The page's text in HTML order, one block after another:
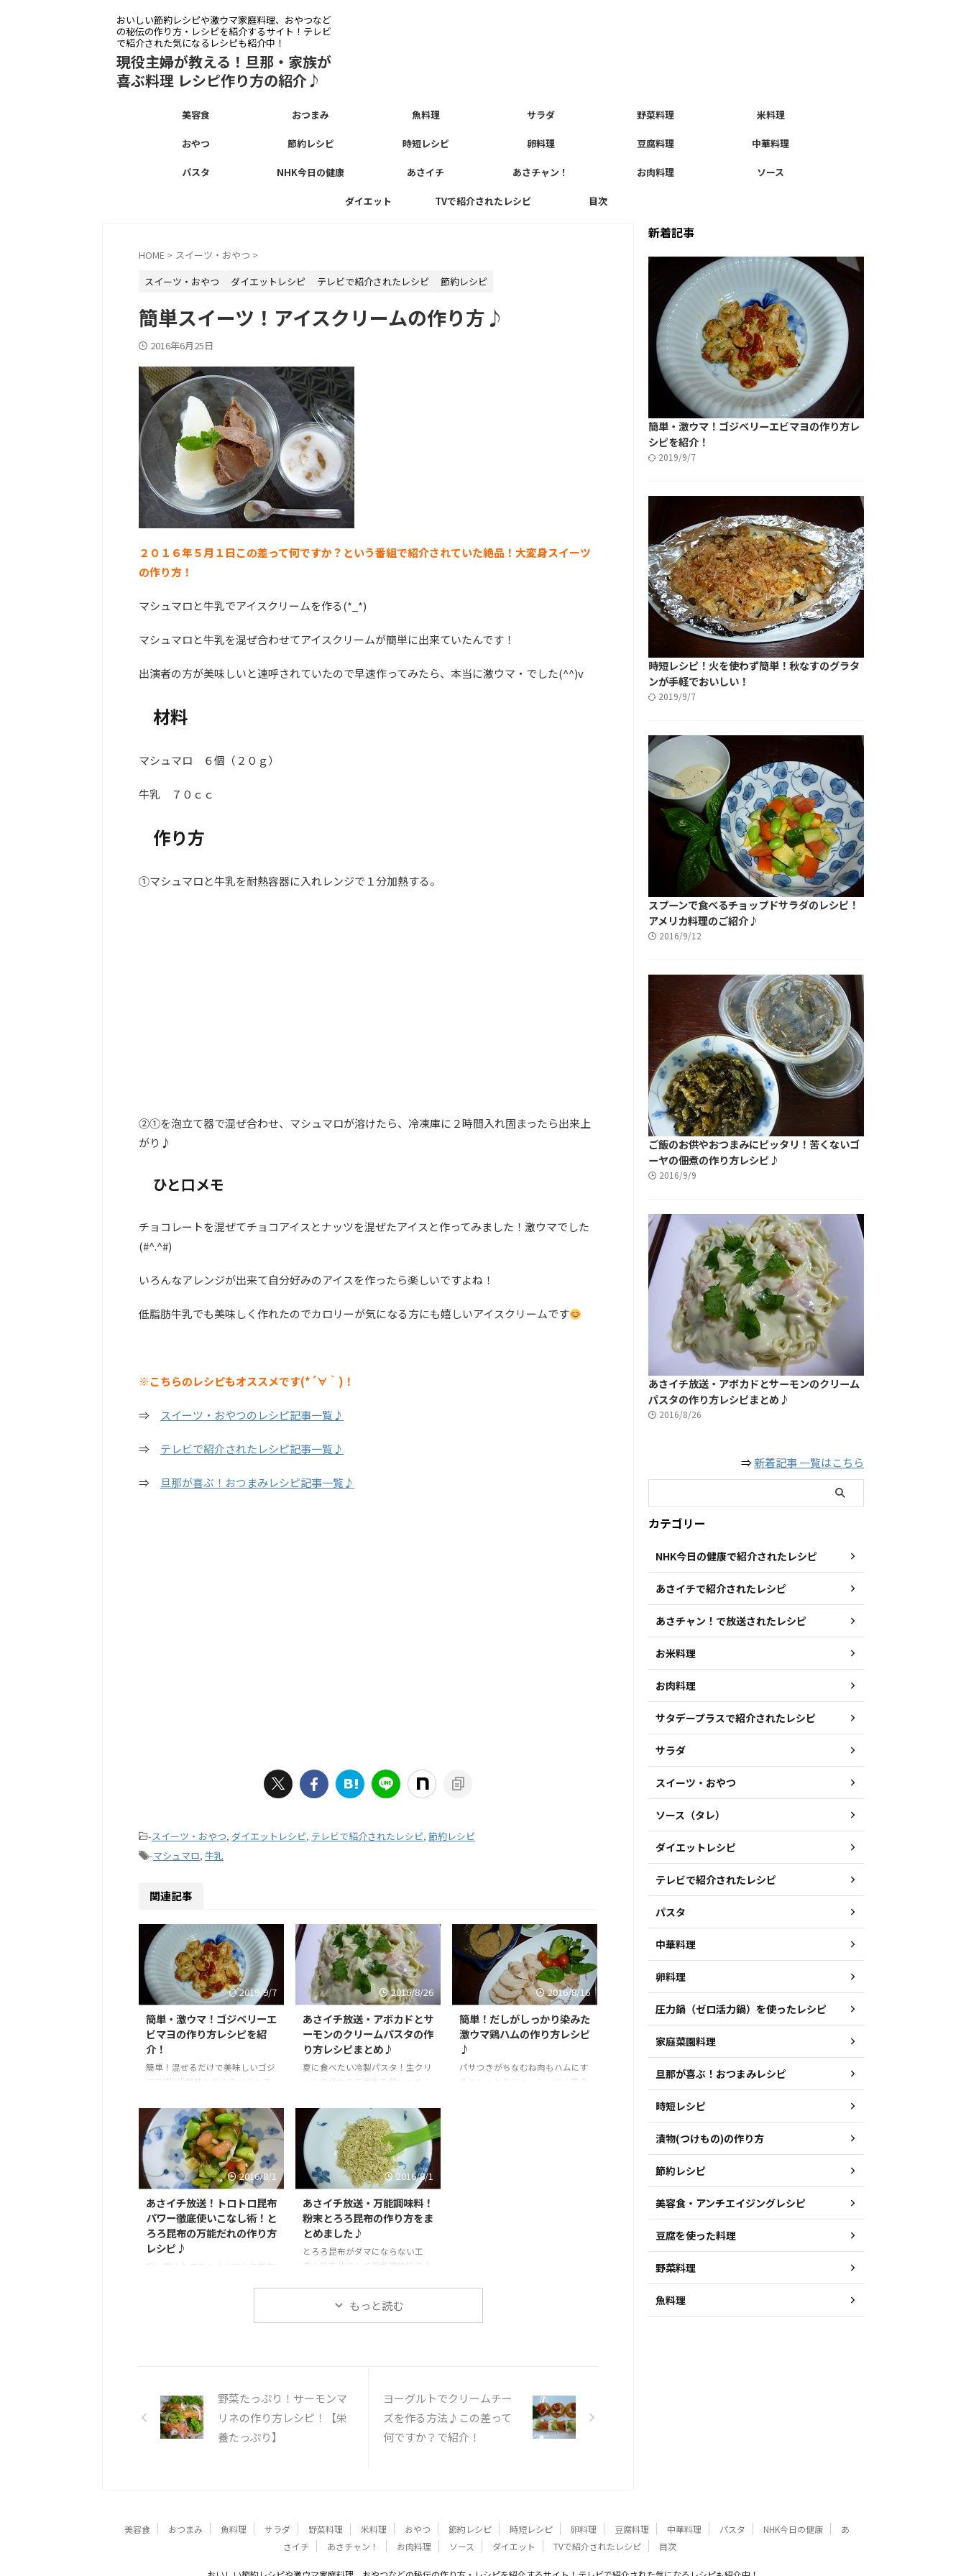
おいしい節約レシピや激ウマ家庭料理、おやつなど
の秘伝の作り方・レシピを紹介するサイト！テレビ
で紹介された気になるレシピも紹介中！
現役主婦が教える！旦那・家族が
喜ぶ料理 レシピ作り方の紹介♪
美容食 おつまみ 魚料理 サラダ 野菜料理 米料理
おやつ 節約レシピ 時短レシピ 卵料理 豆腐料理 中華料理
パスタ NHK今日の健康 あさイチ あさチャン！ お肉料理 ソース
ダイエット TVで紹介されたレシピ 目次
HOME > スイーツ・おやつ >
スイーツ・おやつ
ダイエットレシピ テレビで紹介されたレシピ 節約レシピ
簡単スイーツ！アイスクリームの作り方♪
2016年6月25日
２０１６年５月１日この差って何ですか？という番組で紹介されていた絶品！大変身スイーツ
の作り方！
マシュマロと牛乳でアイスクリームを作る(*_*)
マシュマロと牛乳を混ぜ合わせてアイスクリームが簡単に出来ていたんです！
出演者の方が美味しいと連呼されていたので早速作ってみたら、本当に激ウマ・でした(^^)v
材料
マシュマロ ６個（２０ｇ）
牛乳 ７０ｃｃ
作り方
①マシュマロと牛乳を耐熱容器に入れレンジで１分加熱する。
②①を泡立て器で混ぜ合わせ、マシュマロが溶けたら、冷凍庫に２時間入れ固まったら出来上
がり♪
ひと口メモ
チョコレートを混ぜてチョコアイスとナッツを混ぜたアイスと作ってみました！激ウマでした
(#^.^#)
いろんなアレンジが出来て自分好みのアイスを作ったら楽しいですよね！
低脂肪牛乳でも美味しく作れたのでカロリーが気になる方にも嬉しいアイスクリームです
※こちらのレシピもオススメです(*´∀｀)！
⇒ スイーツ・おやつのレシピ記事一覧♪
⇒ テレビで紹介されたレシピ記事一覧♪
⇒ 旦那が喜ぶ！おつまみレシピ記事一覧♪
-スイーツ・おやつ, ダイエットレシピ, テレビで紹介されたレシピ, 節約レシピ
-マシュマロ, 牛乳
関連記事
2019/9/7
簡単・激ウマ！ゴジベリーエ
ビマヨの作り方レシピを紹
介！
簡単！混ぜるだけで美味しいゴジ
マヨ(*'▽')酸味と旨みのバランス
使えるゴジベリー１日２８粒を毎
日美味しく食べて、紫外線に強い
体質に！
2016/8/26
あさイチ放送・アボカドとサ
ーモンのクリームパスタの作
り方レシピまとめ♪
夏に食べたい冷製パスタ！生クリ
ームの代わりに豆乳を使いヘルシ
サーモンとの相性もバッチリ♪
2016/8/16
簡単！だしがしっかり染みた
激ウマ鶏ハムの作り方レシピ
♪
パサつきがちなむね肉もハムにす
るとしっとりジューシーに！高タ
2016/8/1
あさイチ放送！トロトロ昆布
パワー徹底使いこなし術！と
ろろ昆布の万能だれの作り方
レシピ♪
暑い夏におすすめ！トロトロ昆布
2016/8/1
あさイチ放送・万能調味料！
粉末とろろ昆布の作り方をま
とめました♪
とろろ昆布がダマにならない工
夫！粉末状にして万能調味料に！
ロ昆布パワー！もっと読む
野菜たっぷり！サーモンマ
リネの作り方レシピ！【栄
養たっぷり】
ヨーグルトでクリームチー
ズを作る方法♪この差って
何ですか？で紹介！
新着記事
簡単・激ウマ！ゴジベリーエビマヨの作り方レ
シピを紹介！
2019/9/7
時短レシピ！火を使わず簡単！秋なすのグラタ
ンが手軽でおいしい！
2019/9/7
スプーンで食べるチョップドサラダのレシピ！
アメリカ料理のご紹介♪
2016/9/12
ご飯のお供やおつまみにピッタリ！苦くないゴ
ーヤの佃煮の作り方レシピ♪
2016/9/9
あさイチ放送・アボカドとサーモンのクリーム
パスタの作り方レシピまとめ♪
2016/8/26
⇒新着記事 一覧はこちら
カテゴリー
NHK今日の健康で紹介されたレシピ
あさイチで紹介されたレシピ
あさチャン！で放送されたレシピ
お米料理
お肉料理
サタデープラスで紹介されたレシピ
サラダ
スイーツ・おやつ
ソース（タレ）
ダイエットレシピ
テレビで紹介されたレシピ
パスタ
中華料理
卵料理
圧力鍋（ゼロ活力鍋）を使ったレシピ
家庭菜園料理
旦那が喜ぶ！おつまみレシピ
時短レシピ
漬物(つけもの)の作り方
節約レシピ
美容食・アンチエイジングレシピ
豆腐を使った料理
野菜料理
魚料理
美容食 おつまみ 魚料理 サラダ 野菜料理 米料理 おやつ 節約レシピ 時短レシピ 卵料理 豆腐料理 中華料理 パスタ NHK今日の健康
あ
さイチ
あさチャン！ お肉料理 ソース ダイエット TVで紹介されたレシピ 目次